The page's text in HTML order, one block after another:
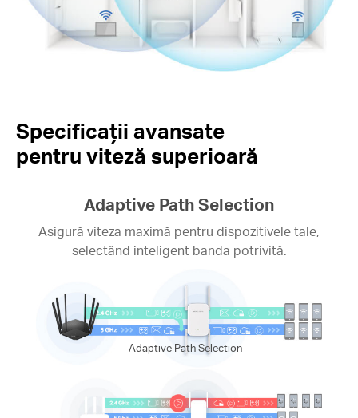
Specificații avansate
pentru viteză superioară
Adaptive Path Selection
Asigură viteza maximă pentru dispozitivele tale,
selectând inteligent banda potrivită.
Adaptive Path Selection